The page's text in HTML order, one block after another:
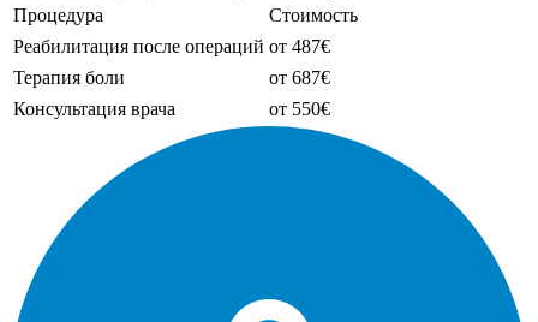
Процедура
Стоимость
Реабилитация после операций от 487€
Терапия боли
от 687€
Консультация врача
от 550€